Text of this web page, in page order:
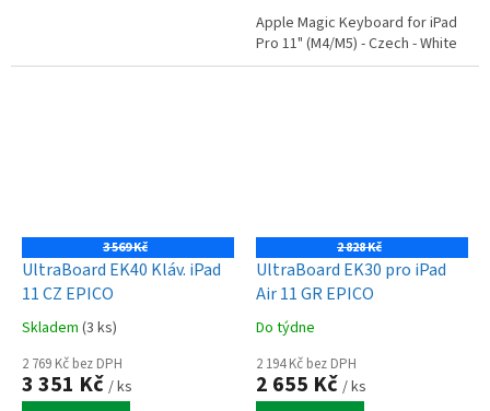
Apple Magic Keyboard for iPad
Pro 11" (M4/M5) - Czech - White
3 569 Kč
UltraBoard EK40 Kláv. iPad
11 CZ EPICO
Skladem (3 ks)
2 769 Kč bez DPH
3 351 Kč / ks
2 828 Kč
UltraBoard EK30 pro iPad
Air 11 GR EPICO
Do týdne
2 194 Kč bez DPH
2 655 Kč / ks